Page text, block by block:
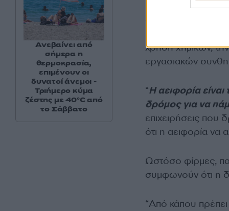
Ο πρόεδρος της
κατάργηση της
χρήση χημικών,
εργασιακών
“Η αειφορία
δρόμος για να
επιχειρήσεις που
ότι η αειφορία
Ωστόσο φίρμες,
συμφωνούν ότι η
“Από κάπου πρέπει
Ανεβαίνει από
σήμερα η
θερμοκρασία,
επιμένουν οι
δυνατοί άνεμοι -
Τριήμερο κύμα
ζέστης με 40°C από
το Σάββατο